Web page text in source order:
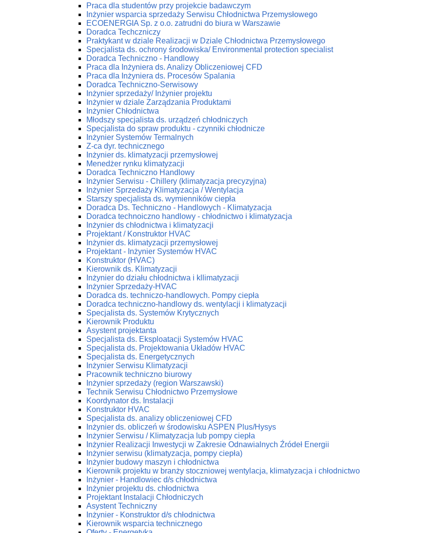
Praca dla studentów przy projekcie badawczym
Inżynier wsparcia sprzedaży Serwisu Chłodnictwa Przemysłowego
ECOENERGIA Sp. z o.o. zatrudni do biura w Warszawie
Doradca Techczniczy
Praktykant w dziale Realizacji w Dziale Chłodnictwa Przemysłowego
Specjalista ds. ochrony środowiska/ Environmental protection specialist
Doradca Techniczno - Handlowy
Praca dla Inżyniera ds. Analizy Obliczeniowej CFD
Praca dla Inżyniera ds. Procesów Spalania
Doradca Techniczno-Serwisowy
Inżynier sprzedaży/ Inżynier projektu
Inżynier w dziale Zarządzania Produktami
Inżynier Chłodnictwa
Młodszy specjalista ds. urządzeń chłodniczych
Specjalista do spraw produktu - czynniki chłodnicze
Inżynier Systemów Termalnych
Z-ca dyr. technicznego
Inżynier ds. klimatyzacji przemysłowej
Menedżer rynku klimatyzacji
Doradca Techniczno Handlowy
Inżynier Serwisu - Chillery (klimatyzacja precyzyjna)
Inżynier Sprzedaży Klimatyzacja / Wentylacja
Starszy specjalista ds. wymienników ciepła
Doradca Ds. Techniczno - Handlowych - Klimatyzacja
Doradca technoiczno handlowy - chłodnictwo i klimatyzacja
Inżynier ds chłodnictwa i klimatyzacji
Projektant / Konstruktor HVAC
Inżynier ds. klimatyzacji przemysłowej
Projektant - Inżynier Systemów HVAC
Konstruktor (HVAC)
Kierownik ds. Klimatyzacji
Inżynier do działu chłodnictwa i kllimatyzacji
Inżynier Sprzedaży-HVAC
Doradca ds. techniczo-handlowych. Pompy ciepła
Doradca techniczno-handlowy ds. wentylacji i klimatyzacji
Specjalista ds. Systemów Krytycznych
Kierownik Produktu
Asystent projektanta
Specjalista ds. Eksploatacji Systemów HVAC
Specjalista ds. Projektowania Układów HVAC
Specjalista ds. Energetycznych
Inżynier Serwisu Klimatyzacji
Pracownik techniczno biurowy
Inżynier sprzedaży (region Warszawski)
Technik Serwisu Chłodnictwo Przemysłowe
Koordynator ds. Instalacji
Konstruktor HVAC
Specjalista ds. analizy obliczeniowej CFD
Inżynier ds. obliczeń w środowisku ASPEN Plus/Hysys
Inżynier Serwisu / Klimatyzacja lub pompy ciepła
Inżynier Realizacji Inwestycji w Zakresie Odnawialnych Źródeł Energii
Inżynier serwisu (klimatyzacja, pompy ciepła)
Inżynier budowy maszyn i chłodnictwa
Kierownik projektu w branży stoczniowej wentylacja, klimatyzacja i chłodnictwo
Inżynier - Handlowiec d/s chłodnictwa
Inżynier projektu ds. chłodnictwa
Projektant Instalacji Chłodniczych
Asystent Techniczny
Inżynier - Konstruktor d/s chłodnictwa
Kierownik wsparcia technicznego